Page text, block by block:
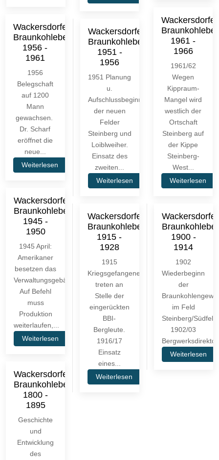
Wackersdorfer
1961 -
1966
1961/62
Wegen
Kippraum-
Mangel wird
westlich der
Ortschaft
Steinberg auf
der Kippe
Steinberg-
West...
Weiterlesen
Wackersdorfer
Braunkohlebergbau
1956 -
1961
1956
Belegschaft
auf 1200
Mann
gewachsen.
Dr. Scharf
eröffnet die
neue...
Weiterlesen
Wackersdorfer
Braunkohlebergbau
1951 -
1956
1951 Planung
u.
Aufschlussbeginn
der neuen
Felder
Steinberg und
Loiblweiher.
Einsatz des
zweiten...
Weiterlesen
Wackersdorfer
Braunkohlebergbau
1945 -
1950
1945 April:
Amerikaner
besetzen das
Verwaltungsgebäude.
Auf Befehl
muss
Produktion
weiterlaufen,...
Weiterlesen
Wackersdorfer
Braunkohlebergbau
1915 -
1928
1915
Kriegsgefangene
treten an
Stelle der
eingerückten
BBI-
Bergleute.
1916/17
Einsatz
eines...
Weiterlesen
Wackersdorfer
1900 -
1914
1902
Wiederbeginn
der
im Feld
Steinberg/Südfeld.
1902/03
Weiterlesen
Wackersdorfer
Braunkohlebergbau
1800 -
1895
Geschichte
und
Entwicklung
des